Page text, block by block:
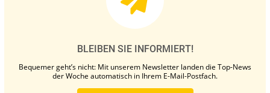
BLEIBEN SIE INFORMIERT!
Bequemer geht’s nicht: Mit unserem Newsletter landen die Top-News
der Woche automatisch in Ihrem E-Mail-Postfach.